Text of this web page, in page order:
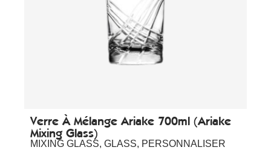
Verre À Mélange Ariake 700ml (Ariake
Mixing Glass)
MIXING GLASS, GLASS, PERSONNALISER